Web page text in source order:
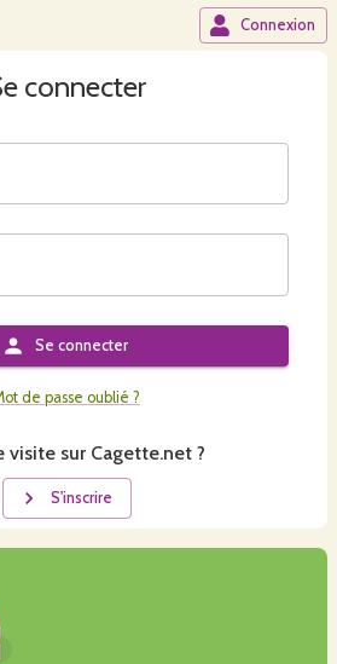
Connexion
connecter
Se connecter
de passe oublié ?
visite sur Cagette.net ?
S'inscrire